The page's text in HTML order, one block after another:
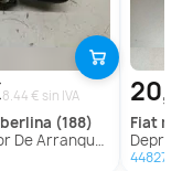
8.44 € sin IVA
(188)
Para Fiat Punto Berlina
fiat
Depresor
4482776